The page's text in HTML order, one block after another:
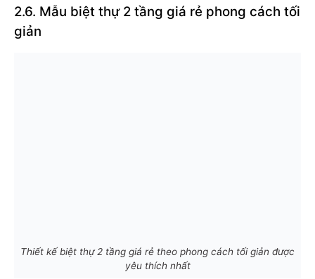
2.6. Mẫu biệt thự 2 tầng giá rẻ phong cách tối
giản
Thiết kế biệt thự 2 tầng giá rẻ theo phong cách tối giản được
yêu thích nhất